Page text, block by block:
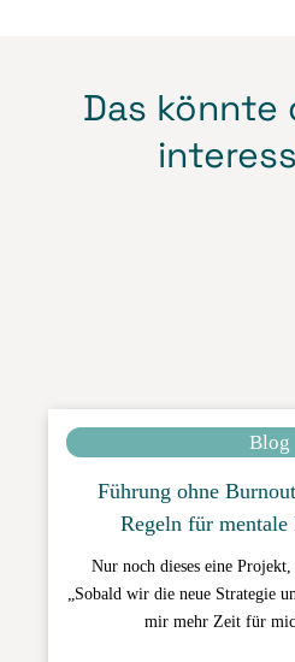
Das könnte
Blog
Führung ohne
Regeln für mentale
Nur noch dieses eine
„Sobald wir die neue Strategie
mir mehr Zeit für